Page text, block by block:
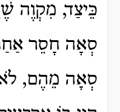
כֵּיצַד, מִקְוֶה
סְאָה חָסֵר
סְאָה מֵהֶם,